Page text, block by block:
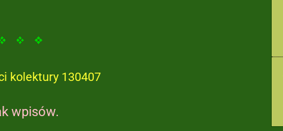
kolektury 130407
wpisów.